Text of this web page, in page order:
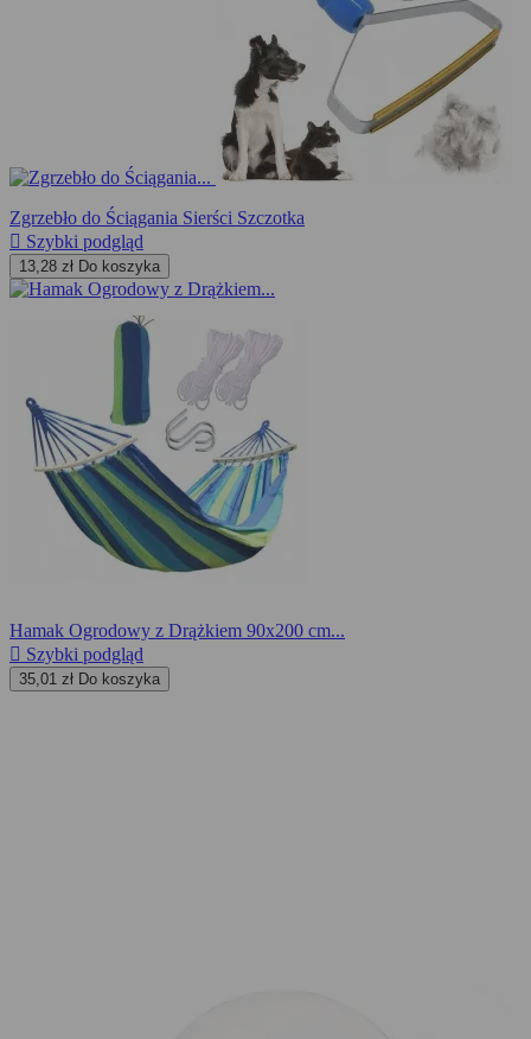
Zgrzebło do Ściągania Sierści Szczotka
 Szybki podgląd
13,28 zł Do koszyka
Hamak Ogrodowy z Drążkiem 90x200 cm...
 Szybki podgląd
35,01 zł Do koszyka